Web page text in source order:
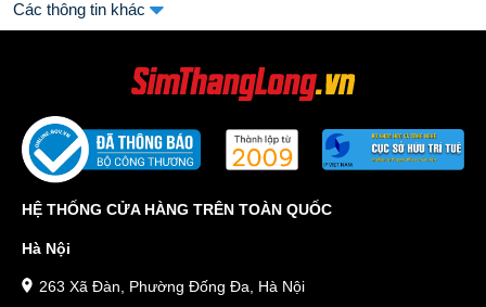
Các thông tin khác
HỆ THỐNG CỬA HÀNG TRÊN TOÀN QUỐC
Hà Nội
263 Xã Đàn, Phường Đống Đa, Hà Nội